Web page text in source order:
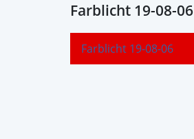
Farblicht 19-08-06
Farblicht 19-08-06